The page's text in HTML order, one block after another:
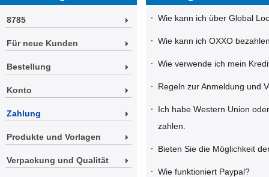
8785
Für neue Kunden
Bestellung
Konto
Zahlung
Produkte und Vorlagen
Verpackung und Qualität
· Wie kann ich über Global
· Wie kann ich OXXO
· Wie verwende ich mein
· Regeln zur Anmeldung und
·
Ich habe Western Union
zahlen.
· Bieten Sie die Möglichkeit
· Wie funktioniert Paypal?